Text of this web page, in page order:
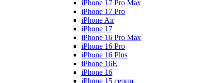
iPhone 17 Pro Max
iPhone 17 Pro
iPhone Air
iPhone 17
iPhone 16 Pro Max
iPhone 16 Pro
iPhone 16 Plus
iPhone 16E
iPhone 16
iPhone 15 серии